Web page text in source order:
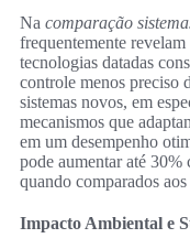
Na comparação
frequentemente
tecnologias datadas
controle menos preciso
sistemas novos, em
mecanismos que
em um desempenho
pode aumentar até 30%
quando comparados
Impacto Ambiental e